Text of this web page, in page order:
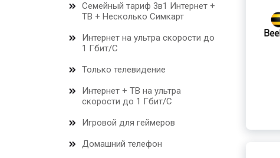
Семейный тариф 3в1 Интернет +
ТВ + Несколько Симкарт
Интернет на ультра скорости до
1 Гбит/С
Только телевидение
Интернет + ТВ на ультра
скорости до 1 Гбит/С
Игровой для геймеров
Домашний телефон